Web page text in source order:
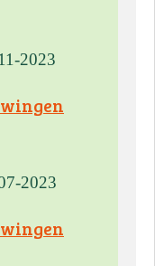
2023
2023